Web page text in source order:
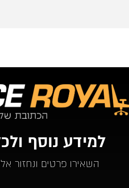
למידע נוסף
השאירו פרטים ונחזור